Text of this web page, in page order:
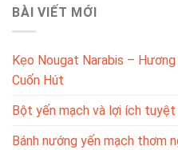
BÀI VIẾT MỚI
Kẹo Nougat Narabis –
Cuốn Hút
Bột yến mạch và lợi ích
Bánh nướng yến mạch thơm